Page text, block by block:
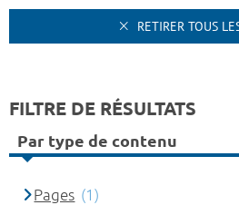
RETIRER TOUS
FILTRE DE RÉSULTATS
Par type de contenu
Pages (1)